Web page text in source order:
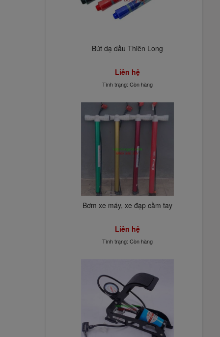
Bút dạ dầu Thiên Long
Liên hệ
Tình trạng: Còn hàng
Bơm xe máy, xe đạp cầm tay
Liên hệ
Tình trạng: Còn hàng